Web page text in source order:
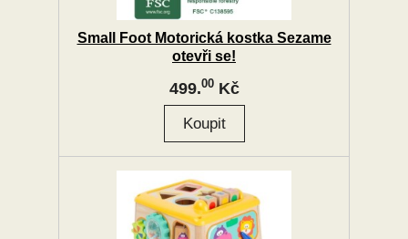
Small Foot Motorická kostka Sezame
otevři se!
499.00Kč